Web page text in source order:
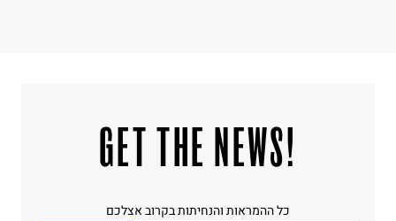
!GET THE NEWS
כל ההמראות והנחיתות בקרוב אצלכם